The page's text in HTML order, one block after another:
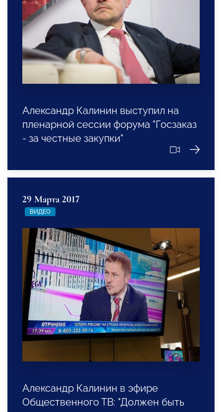
Александр Калинин выступил на
пленарной сессии форума "Госзаказ
- за честные закупки"
29 Марта 2017
ВИДЕО
Александр Калинин в эфире
Общественного ТВ: "Должен быть